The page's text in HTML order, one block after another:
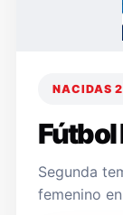
NACIDAS
Fútbol
Segunda
femenino